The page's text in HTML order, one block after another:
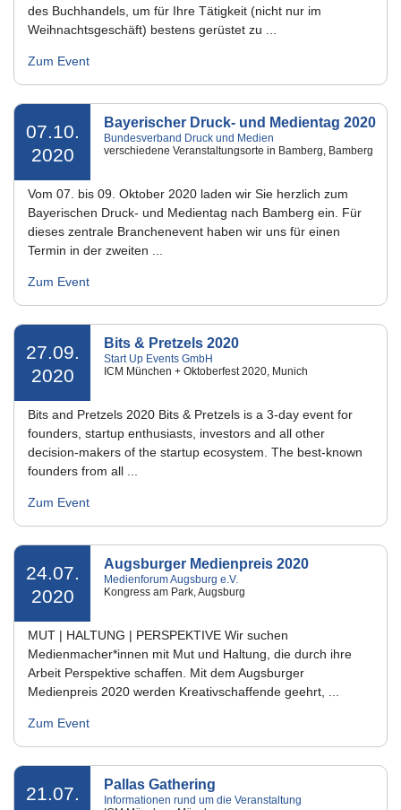
des Buchhandels, um für Ihre Tätigkeit (nicht nur im
Weihnachtsgeschäft) bestens gerüstet zu ...
Zum Event
07.10.
2020
Bayerischer Druck- und Medientag 2020
Bundesverband Druck und Medien
verschiedene Veranstaltungsorte in Bamberg, Bamberg
Vom 07. bis 09. Oktober 2020 laden wir Sie herzlich zum
Bayerischen Druck- und Medientag nach Bamberg ein. Für
dieses zentrale Branchenevent haben wir uns für einen
Termin in der zweiten ...
Zum Event
27.09.
2020
Bits & Pretzels 2020
Start Up Events GmbH
ICM München + Oktoberfest 2020, Munich
Bits and Pretzels 2020 Bits & Pretzels is a 3-day event for
founders, startup enthusiasts, investors and all other
decision-makers of the startup ecosystem. The best-known
founders from all ...
Zum Event
24.07.
2020
Augsburger Medienpreis 2020
Medienforum Augsburg e.V.
Kongress am Park, Augsburg
MUT | HALTUNG | PERSPEKTIVE Wir suchen
Medienmacher*innen mit Mut und Haltung, die durch ihre
Arbeit Perspektive schaffen. Mit dem Augsburger
Medienpreis 2020 werden Kreativschaffende geehrt, ...
Zum Event
21.07.
Pallas Gathering
Informationen rund um die Veranstaltung